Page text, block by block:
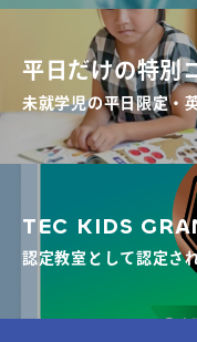
平日だけの特別
未就学児の平日限定・
TEC KIDS
認定教室として認定さ